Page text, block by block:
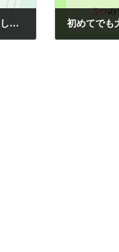
今日のレッスンもありがとうございました